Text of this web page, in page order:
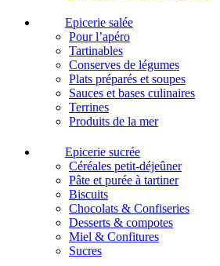
Epicerie salée
Pour l’apéro
Tartinables
Conserves de légumes
Plats préparés et soupes
Sauces et bases culinaires
Terrines
Produits de la mer
Epicerie sucrée
Céréales petit-déjeûner
Pâte et purée à tartiner
Biscuits
Chocolats & Confiseries
Desserts & compotes
Miel & Confitures
Sucres